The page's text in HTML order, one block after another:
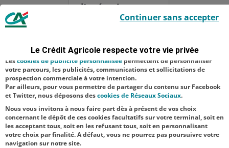
l’opération
solidarité
venir en aide
aux éleveurs
faisant face aux
difficultés
Le Crédit Agricole respecte votre vie privée
indispensables car utilisés à des fins de bon fonctionnement et de
sécurité ; d’autres sont facultatifs. Les
satisfaction facultatifs.
Lescookies de publicité personnalisée permettent de personnaliser
votre parcours, les publicités, communications et sollicitations de
prospection commerciale à votre intention.
Par ailleurs, pour vous permettre de partager du contenu sur Facebook
et Twitter, nous déposons descookies de Réseaux Sociaux.
Nous vous invitons à nous faire part dès à présent de vos choix
concernant le dépôt de ces cookies facultatifs sur votre terminal, soit en
les acceptant tous, soit en les refusant tous, soit en personnalisant
votre choix par finalité. A défaut, vous ne pourrez pas poursuivre votre
navigation sur notre site.
Continuer sans accepter